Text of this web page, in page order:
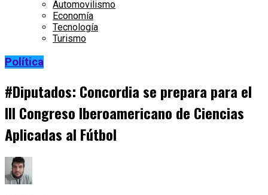
Automovilismo
Economía
Tecnología
Turismo
Política
#Diputados: Concordia se prepara para el
III Congreso Iberoamericano de Ciencias
Aplicadas al Fútbol